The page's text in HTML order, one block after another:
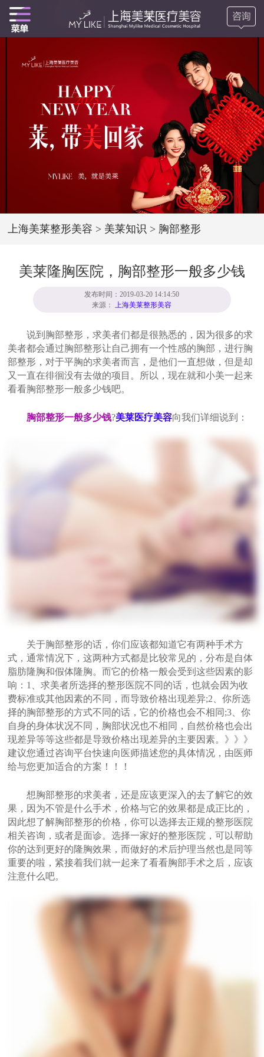
上海美莱整形美容 > 美莱知识 > 胸部整形
美莱隆胸医院，胸部整形一般多少钱
发布时间：2019-03-20 14:14:50
来源：上海美莱整形美容
说到胸部整形，求美者们都是很熟悉的，因为很多的求
美者都会通过胸部整形让自己拥有一个性感的胸部，进行胸
部整形，对于平胸的求美者而言，是他们一直想做，但是却
又一直在徘徊没有去做的项目。所以，现在就和小美一起来
看看胸部整形一般多少钱吧。
胸部整形一般多少钱?美莱医疗美容向我们详细说到：
关于胸部整形的话，你们应该都知道它有两种手术方
式，通常情况下，这两种方式都是比较常见的，分布是自体
脂肪隆胸和假体隆胸。而它的价格一般会受到这些因素的影
响：1、求美者所选择的整形医院不同的话，也就会因为收
费标准或其他因素的不同，而导致价格出现差异;2、你所选
择的胸部整形的方式不同的话，它的价格也会不相同;3、你
自身的身体状况不同，胸部状况也不相同，自然价格也会出
现差异等等这些都是导致价格出现差异的主要因素。》》》
建议您通过咨询平台快速向医师描述您的具体情况，由医师
给与您更加适合的方案！！！
想胸部整形的求美者，还是应该更深入的去了解它的效
果，因为不管是什么手术，价格与它的效果都是成正比的，
因此想了解胸部整形的价格，你可以选择去正规的整形医院
相关咨询，或者是面诊。选择一家好的整形医院，可以帮助
你的达到更好的隆胸效果，而做好的术后护理当然也是同等
重要的啦，紧接着我们就一起来了看看胸部手术之后，应该
注意什么吧。